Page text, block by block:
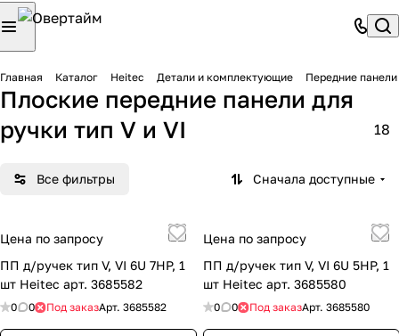
Главная Каталог Heitec Детали и комплектующие Передние
Плоские передние панели для
ручки тип V и VI
18
Все фильтры Сначала доступные
Цена по запросу
ПП д/ручек тип V, VI 6U 7HP, 1
шт Heitec арт. 3685582
0 0 Под заказАрт. 3685582
Цена по запросу
ПП д/ручек тип V, VI 6U 5HP, 1
шт Heitec арт. 3685580
0 0 Под заказАрт. 3685580